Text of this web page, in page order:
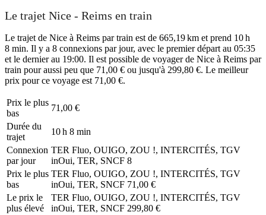
Le trajet Nice - Reims en train
Le trajet de Nice à Reims par train est de 665,19 km et prend 10 h
8 min. Il y a 8 connexions par jour, avec le premier départ au 05:35
et le dernier au 19:00. Il est possible de voyager de Nice à Reims par
train pour aussi peu que 71,00 € ou jusqu'à 299,80 €. Le meilleur
prix pour ce voyage est 71,00 €.
Prix ​​le plus
bas
71,00 €
Durée du
trajet
10 h 8 min
Connexion
par jour
TER Fluo, OUIGO, ZOU !, INTERCITÉS, TGV
inOui, TER, SNCF 8
Prix ​​le plus
bas
TER Fluo, OUIGO, ZOU !, INTERCITÉS, TGV
inOui, TER, SNCF 71,00 €
Le prix le
plus élevé
TER Fluo, OUIGO, ZOU !, INTERCITÉS, TGV
inOui, TER, SNCF 299,80 €